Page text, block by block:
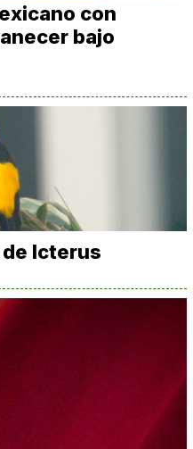
con
bajo
de Icterus